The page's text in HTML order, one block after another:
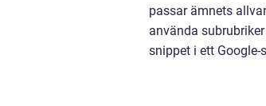
passar ämnets
använda
snippet i ett Google-